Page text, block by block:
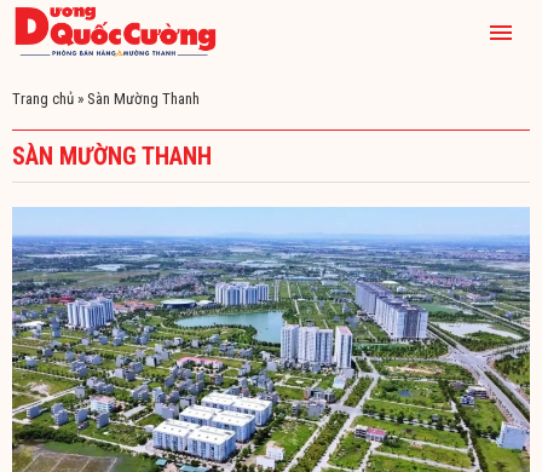
Trang chủ » Sàn Mường Thanh
SÀN MƯỜNG THANH